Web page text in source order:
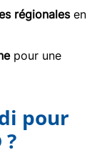
régionalesen
pour une
pour